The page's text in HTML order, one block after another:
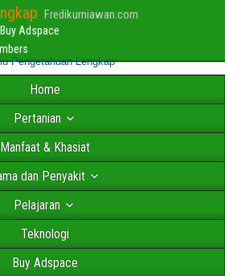
Fredikurniawan.com
Buy Adspace
Home
Pertanian
Manfaat & Khasiat
dan Penyakit
Pelajaran
Teknologi
Buy Adspace